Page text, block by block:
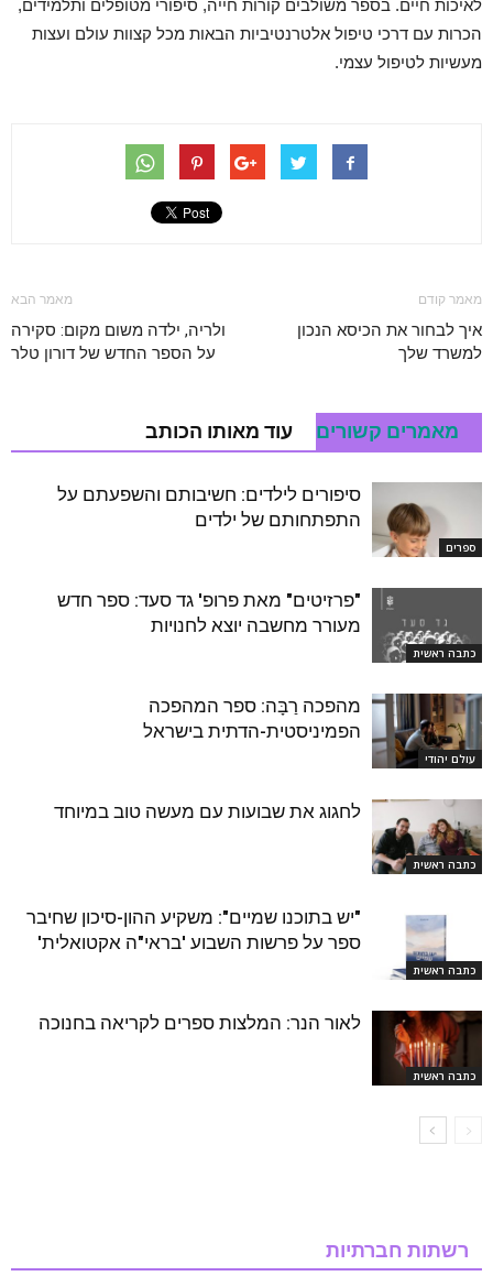
לאיכות חיים. בספר משולבים קורות חייה, סיפורי מטופלים ותלמידים,
הכרות עם דרכי טיפול אלטרנטיביות הבאות מכל קצוות עולם ועצות
מעשיות לטיפול עצמי.
מאמר קודם
איך לבחור את הכיסא הנכון
למשרד שלך
מאמר הבא
ולריה, ילדה משום מקום: סקירה
על הספר החדש של דורון טלר
מאמרים קשורים עוד מאותו הכותב
ספרים
סיפורים לילדים: חשיבותם והשפעתם על
התפתחותם של ילדים
כתבה ראשית
"פרזיטים" מאת פרופ' גד סעד: ספר חדש
מעורר מחשבה יוצא לחנויות
עולם יהודי
מהפכה רַבָּה: ספר המהפכה
הפמיניסטית-הדתית בישראל
כתבה ראשית
לחגוג את שבועות עם מעשה טוב במיוחד
כתבה ראשית
"יש בתוכנו שמיים": משקיע ההון-סיכון שחיבר
ספר על פרשות השבוע 'בראי"ה אקטואלית'
כתבה ראשית
לאור הנר: המלצות ספרים לקריאה בחנוכה
רשתות חברתיות